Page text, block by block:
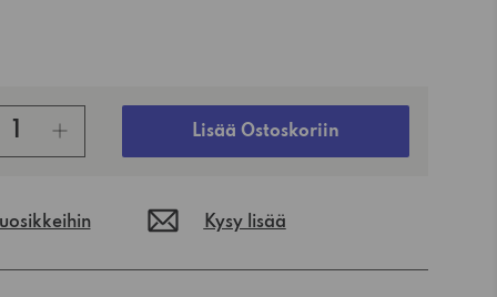
Lisää Ostoskoriin
Kysy lisää